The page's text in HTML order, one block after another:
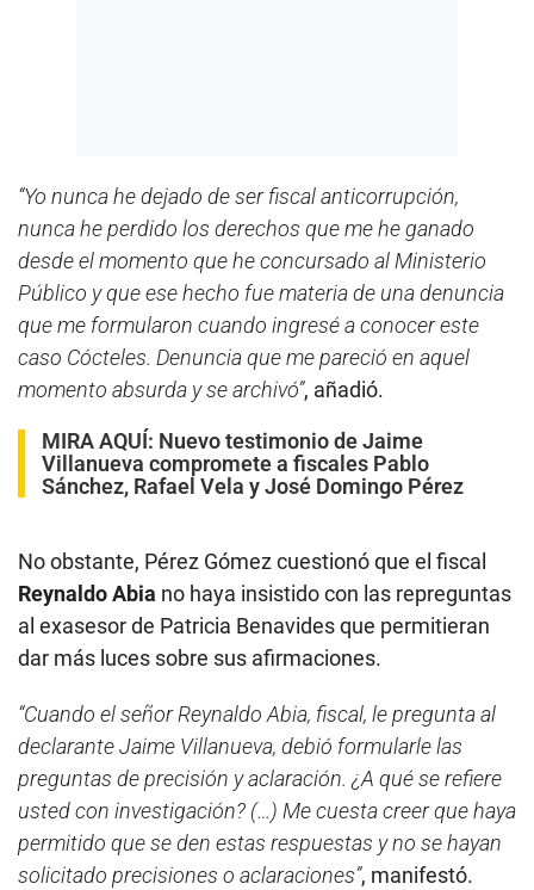
“Yo nunca he dejado de ser fiscal anticorrupción,
nunca he perdido los derechos que me he ganado
desde el momento que he concursado al Ministerio
Público y que ese hecho fue materia de una denuncia
que me formularon cuando ingresé a conocer este
caso Cócteles. Denuncia que me pareció en aquel
momento absurda y se archivó”, añadió.
MIRA AQUÍ: Nuevo testimonio de Jaime
Villanueva compromete a fiscales Pablo
Sánchez, Rafael Vela y José Domingo Pérez
No obstante, Pérez Gómez cuestionó que el fiscal
Reynaldo Abia no haya insistido con las repreguntas
al exasesor de Patricia Benavides que permitieran
dar más luces sobre sus afirmaciones.
“Cuando el señor Reynaldo Abia, fiscal, le pregunta al
declarante Jaime Villanueva, debió formularle las
preguntas de precisión y aclaración. ¿A qué se refiere
usted con investigación? (…) Me cuesta creer que haya
permitido que se den estas respuestas y no se hayan
solicitado precisiones o aclaraciones”, manifestó.